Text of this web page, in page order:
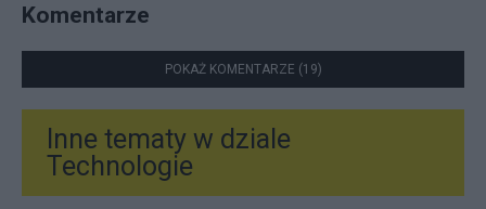
Komentarze
POKAŻ KOMENTARZE (19)
Inne tematy w dziale
Technologie